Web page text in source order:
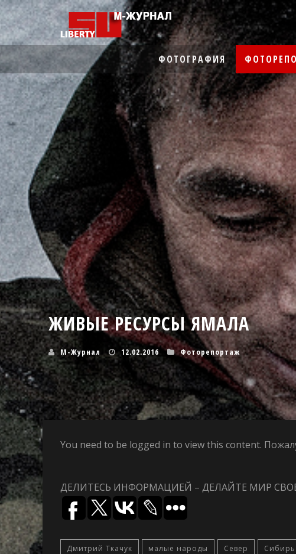
ФОТОГРАФИЯ
ЖИВЫЕ РЕСУРСЫ ЯМАЛА
M-Журнал 12.02.2016 Фоторепортаж
You need to be logged in to view this content.
ДЕЛИТЕСЬ ИНФОРМАЦИЕЙ – ДЕЛАЙТЕ МИР
Дмитрий Ткачук малые народы Север Сибирь